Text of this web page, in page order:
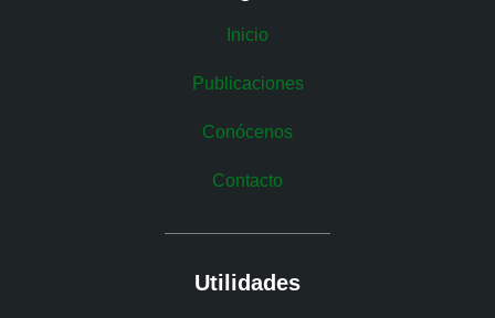
Inicio
Publicaciones
Conócenos
Contacto
Utilidades